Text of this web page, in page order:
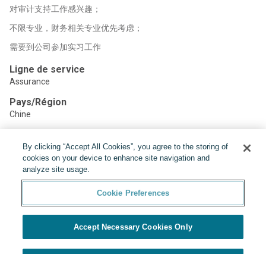
对审计支持工作感兴趣；
不限专业，财务相关专业优先考虑；
需要到公司参加实习工作
Ligne de service
Assurance
Pays/Région
Chine
Partager:
By clicking “Accept All Cookies”, you agree to the storing of
cookies on your device to enhance site navigation and
analyze site usage.
Cookie Preferences
Accept Necessary Cookies Only